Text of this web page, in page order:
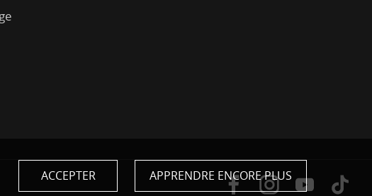
ACCEPTER APPRENDRE ENCORE PLUS